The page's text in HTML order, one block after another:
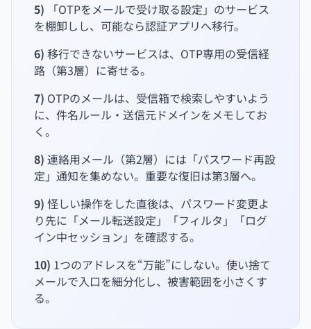
5) 「OTPをメールで受け取る設定」のサービス
を棚卸しし、可能なら認証アプリへ移行。
6) 移行できないサービスは、OTP専用の受信経
路（第3層）に寄せる。
7) OTPのメールは、受信箱で検索しやすいよう
に、件名ルール・送信元ドメインをメモしてお
く。
8) 連絡用メール（第2層）には「パスワード再設
定」通知を集めない。重要な復旧は第3層へ。
9) 怪しい操作をした直後は、パスワード変更よ
り先に「メール転送設定」「フィルタ」「ログ
イン中セッション」を確認する。
10) 1つのアドレスを“万能”にしない。使い捨て
メールで入口を細分化し、被害範囲を小さくす
る。